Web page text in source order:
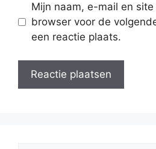
Mijn naam, e-mail en
browser voor de
een reactie plaats.